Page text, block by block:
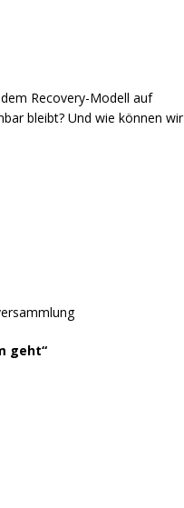
Recovery-Modell auf
bleibt? Und wie können wir
geht“